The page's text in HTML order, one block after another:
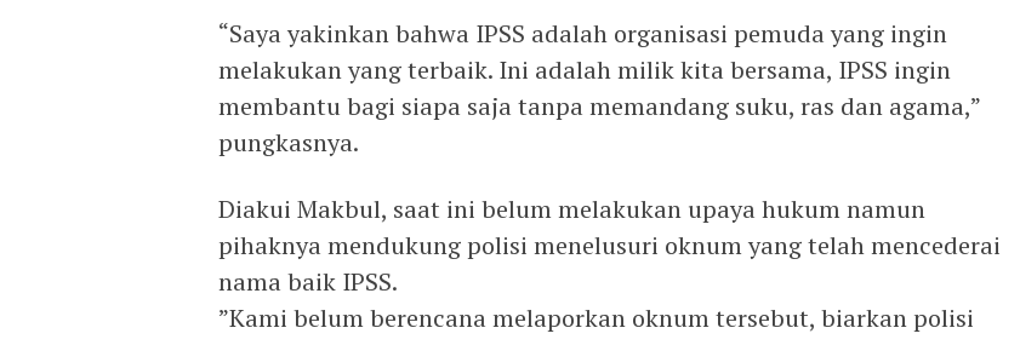
“Saya yakinkan bahwa IPSS adalah organisasi pemuda yang ingin
melakukan yang terbaik. Ini adalah milik kita bersama, IPSS ingin
membantu bagi siapa saja tanpa memandang suku, ras dan agama,”
pungkasnya.
Diakui Makbul, saat ini belum melakukan upaya hukum namun
pihaknya mendukung polisi menelusuri oknum yang telah mencederai
nama baik IPSS.
”Kami belum berencana melaporkan oknum tersebut, biarkan polisi